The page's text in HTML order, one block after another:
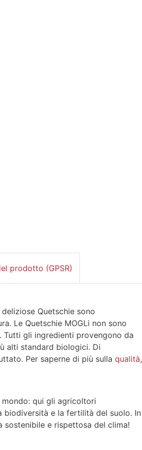
prodotto (GPSR)
Quetschie sono
Le Quetschie MOGLi non sono
Tutti gli ingredienti provengono da
alti standard biologici. Di
Per saperne di più sulla qualità,
qui gli agricoltori
biodiversità e la fertilità del suolo. In
e rispettosa del clima!